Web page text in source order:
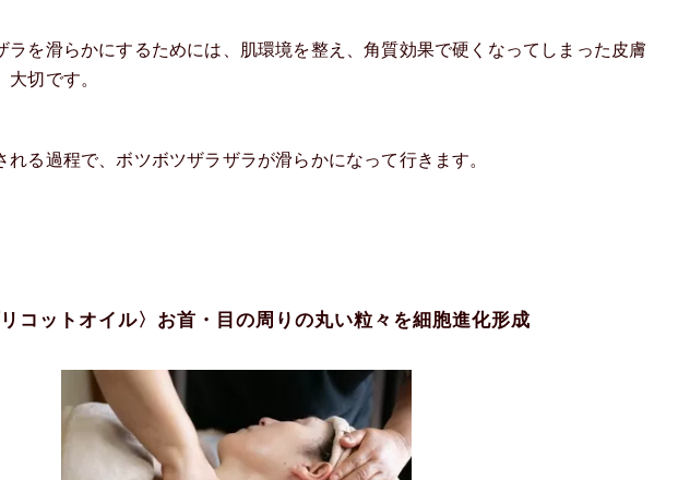
ラを滑らかにするためには、肌環境を整え、角質効果で硬くなってしまった皮膚
切です。
れる過程で、ボツボツザラザラが滑らかになって行きます。
リコットオイル〉お首・目の周りの丸い粒々を細胞進化形成